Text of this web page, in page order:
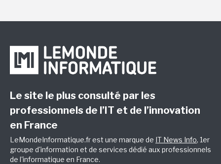
Le site le plus consulté par les
professionnels de l’IT et de l’innovation
en France
LeMondeInformatique.fr est une marque de IT News Info, 1er
groupe d'information et de services dédié aux professionnels
de l'informatique en France.